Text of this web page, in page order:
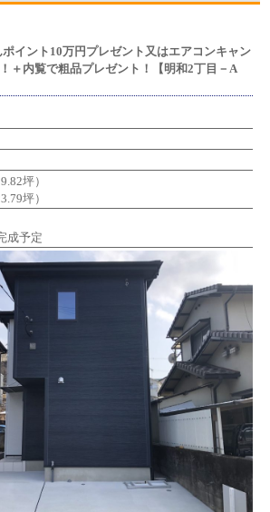
イント10万円プレゼント又はエアコンキャン
＋内覧で粗品プレゼント！【明和2丁目－A
坪）
坪）
成予定